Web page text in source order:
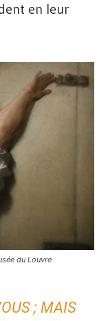
en leur
du Louvre
; MAIS